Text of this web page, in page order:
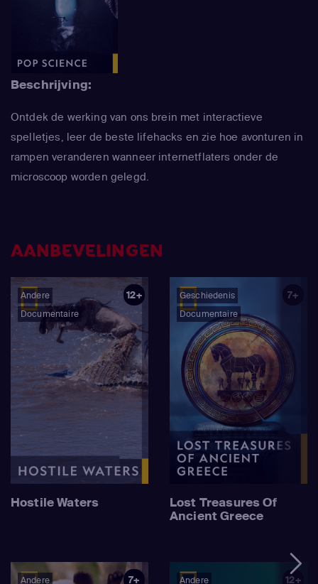
Beschrijving:
Ontdek de werking van ons brein met interactieve
spelletjes, leer de beste lifehacks en zie hoe avonturen in
rampen veranderen wanneer internetflaters onder de
microscoop worden gelegd.
AANBEVELINGEN
Andere
Documentaire
12+
Hostile Waters
Geschiedenis
Documentaire
7+
Lost Treasures Of
Ancient Greece
Andere 7+ Andere 12+